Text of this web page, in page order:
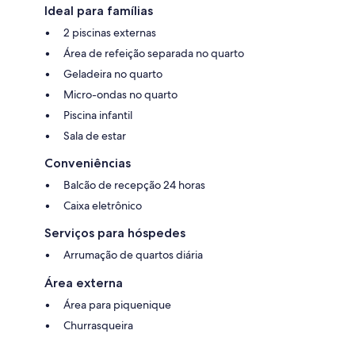
Ideal para famílias
2 piscinas externas
Área de refeição separada no quarto
Geladeira no quarto
Micro-ondas no quarto
Piscina infantil
Sala de estar
Conveniências
Balcão de recepção 24 horas
Caixa eletrônico
Serviços para hóspedes
Arrumação de quartos diária
Área externa
Área para piquenique
Churrasqueira